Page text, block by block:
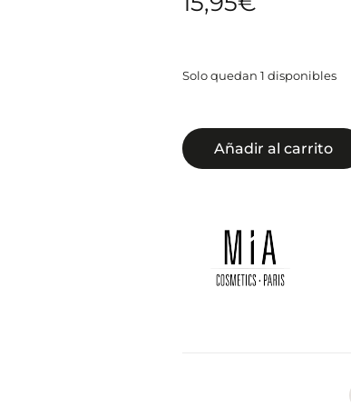
Solo quedan 1 disponibles
Añadir al carrito